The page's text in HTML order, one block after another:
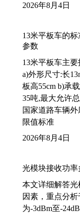
2026年8月4日
13米平板车的
参数
13米平板车主
a)外形尺寸:长
板高55cm b)承
35吨,最大允许
国家道路车辆
限值标准
2026年8月4日
光模块接收功率
本文详细解答
因素，重点分
为-3dBm至-